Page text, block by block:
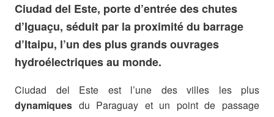
Ciudad del Este, porte d’entrée des chutes
d’Iguaçu, séduit par la proximité du barrage
d’Itaipu, l’un des plus grands ouvrages
hydroélectriques au monde.
Ciudad del Este est l’une des villes les plus
dynamiques du Paraguay et un point de passage